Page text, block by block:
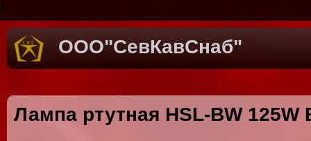
1
ООО"СевКавСнаб"
Лампа ртутная HSL-BW 125W